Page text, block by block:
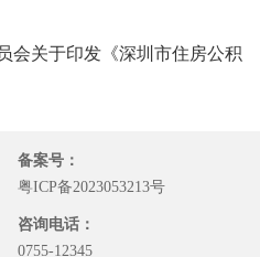
会关于印发《深圳市住房公积
备案号：
粤ICP备2023053213号
咨询电话：
0755-12345